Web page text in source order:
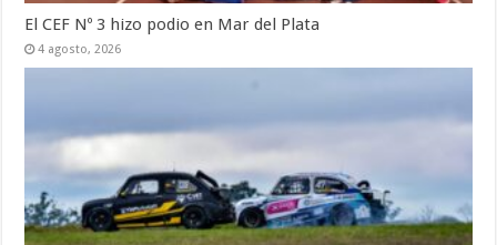
El CEF Nº 3 hizo podio en Mar del Plata
4 agosto, 2026